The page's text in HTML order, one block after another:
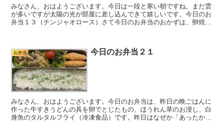
みなさん、おはようございます。今日は一段と寒い朝ですね。まだ雲
が多いですが太陽の光が部屋に差し込んできて嬉しいです。今日のお
弁当１３（チンジャオロース）さて今日のお弁当のおかずは、卵焼
お弁当 今日のお弁当２１
みなさん、おはようございます。今日のお弁当は、昨日の晩ごはんに
作った牛すきうどんの具を卵でとじたもの、ほうれん草のお浸し、白
身魚のタルタルフライ（冷凍食品）です。昨日はなぜか「あったかい